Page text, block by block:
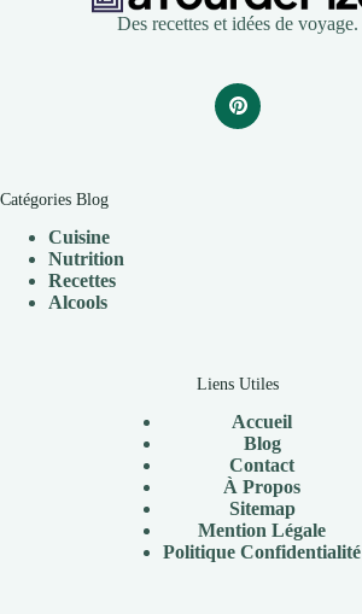
Des recettes et idées de voyage.
Catégories Blog
Cuisine
Nutrition
Recettes
Alcools
Liens Utiles
Accueil
Blog
Contact
À Propos
Sitemap
Mention Légale
Politique Confidentialité